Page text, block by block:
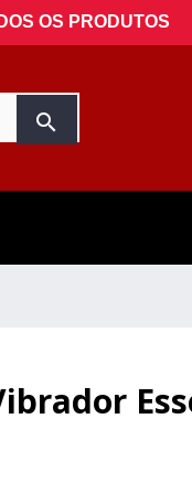
OS PRODUTOS
search